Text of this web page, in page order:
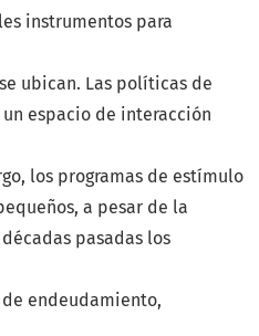
instrumentos para
ubican. Las políticas de
espacio de interacción
los programas de estímulo
a pesar de la
pasadas los
endeudamiento,